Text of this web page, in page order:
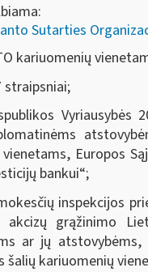
Sutarties
kariuomenių
straipsniai;
Vyriausybės
Europos
bankui“;
inspekcijos
grąžinimo
ar jų
šalių kariuomenių